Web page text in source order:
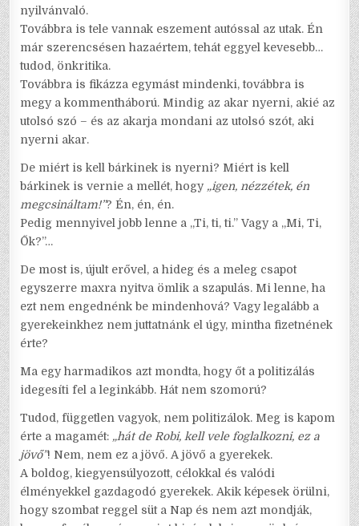
nyilvánvaló.
Továbbra is tele vannak eszement autóssal az utak. Én
már szerencsésen hazaértem, tehát eggyel kevesebb…
tudod, önkritika.
Továbbra is fikázza egymást mindenki, továbbra is
megy a kommentháború. Mindig az akar nyerni, akié az
utolsó szó – és az akarja mondani az utolsó szót, aki
nyerni akar.
De miért is kell bárkinek is nyerni? Miért is kell
bárkinek is vernie a mellét, hogy „igen, nézzétek, én
megcsináltam!”? Én, én, én.
Pedig mennyivel jobb lenne a „Ti, ti, ti.” Vagy a „Mi, Ti,
Ők?”…
De most is, újult erővel, a hideg és a meleg csapot
egyszerre maxra nyitva ömlik a szapulás. Mi lenne, ha
ezt nem engednénk be mindenhová? Vagy legalább a
gyerekeinkhez nem juttatnánk el úgy, mintha fizetnének
érte?
Ma egy harmadikos azt mondta, hogy őt a politizálás
idegesíti fel a leginkább. Hát nem szomorú?
Tudod, független vagyok, nem politizálok. Meg is kapom
érte a magamét: „hát de Robi, kell vele foglalkozni, ez a
jövő”! Nem, nem ez a jövő. A jövő a gyerekek.
A boldog, kiegyensúlyozott, célokkal és valódi
élményekkel gazdagodó gyerekek. Akik képesek örülni,
hogy szombat reggel süt a Nap és nem azt mondják,